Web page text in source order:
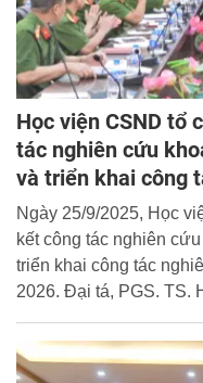
Học viện CSND tổ
tác nghiên cứu
và triển khai công
Ngày 25/9/2025, Học
kết công tác nghiên
triển khai công tác
2026. Đại tá, PGS. TS.
Học viện dự và chủ trì